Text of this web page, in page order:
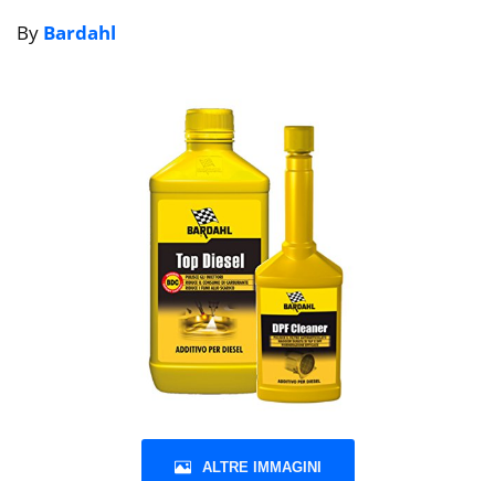
By Bardahl
ALTRE IMMAGINI